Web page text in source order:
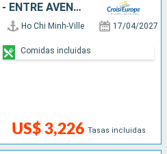
LE MÉKONG AUTREMENT - ENTRE AVENTURE ET SITES INCONTOURNABLES
Ho Chi Minh-Ville 17/04/2027
US$ 3,226 Tasas incluidas
Comidas incluidas